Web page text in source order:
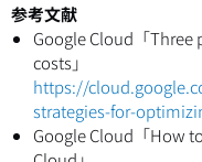
参考文献
Google Cloud「Three
costs」
https://
strategies-for-
Google Cloud「How